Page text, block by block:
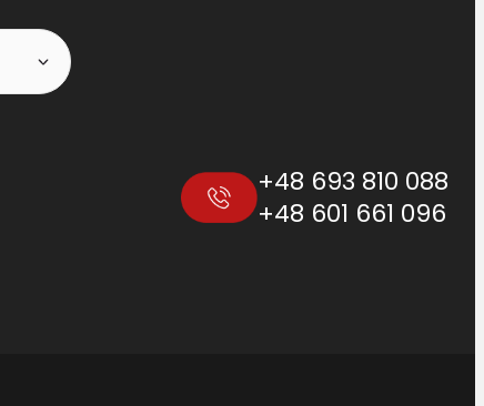
+48 693 810 088
+48 601 661 096